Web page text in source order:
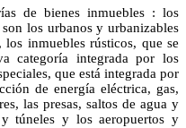
de bienes inmuebles : los
los urbanos y urbanizables
inmuebles rústicos, que se
categoría integrada por los
que está integrada por
de energía eléctrica, gas,
las presas, saltos de agua y
y túneles y los aeropuertos y